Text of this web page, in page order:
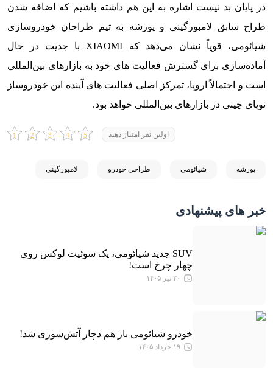
در پایان بد نیست اشاره به این هم داشته باشیم که اضافه شدن
طراح سابق لامبورگینی و پورشه به تیم طراحان خودروسازی
شیائومی، قویاً نشان می‌دهد که XIAOMI با جدیت در حال
آماده‌سازی برای گسترش فعالیت های خود به بازارهای بین‌المللی
است و احتمالاً اروپا، تمرکز اصلی فعالیت های آینده این خودروساز
نوپای چینی در بازارهای بین‌المللی خواهد بود.
اولین نفر امتیاز دهید
پورشه شیائومی طراحی خودرو لامبورگینی
خبر های پیشنهادی
SUV جدید شیائومی، یک سوئیت لوکس روی
چهار چرخ است!
۲۰ تیر ۱۴۰۵
خودرو شیائومی باز هم دچار آتش‌سوزی شد!
۱۹ خرداد ۱۴۰۵